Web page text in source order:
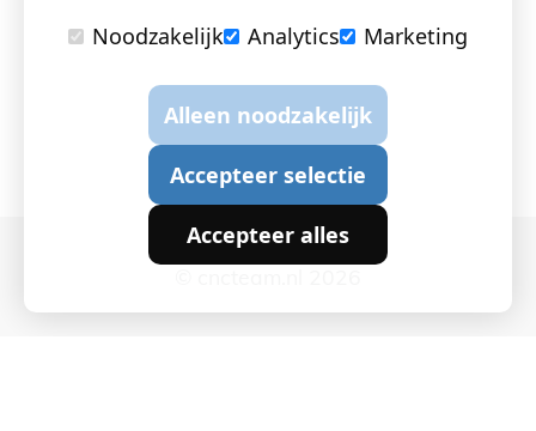
Noodzakelijk
Analytics Marketing
Alleen noodzakelijk
Accepteer selectie
Accepteer alles